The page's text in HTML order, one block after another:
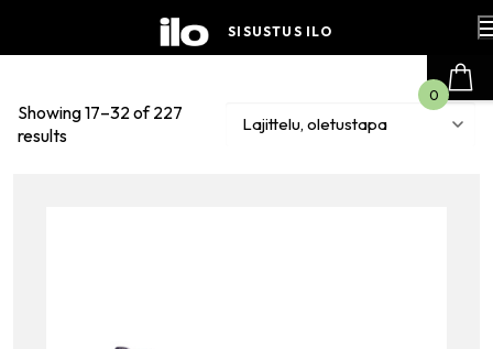
SISUSTUS ILO
Showing 17–32 of 227
results
0